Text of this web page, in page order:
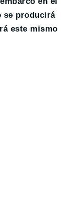
se producirá
este mismo